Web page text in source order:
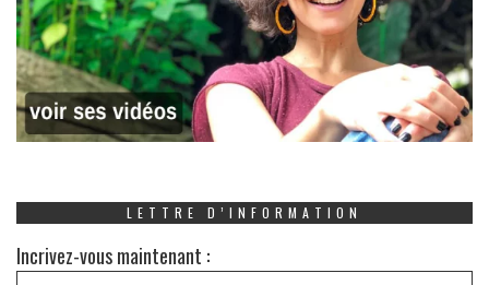
LETTRE D’INFORMATION
Incrivez-vous maintenant :